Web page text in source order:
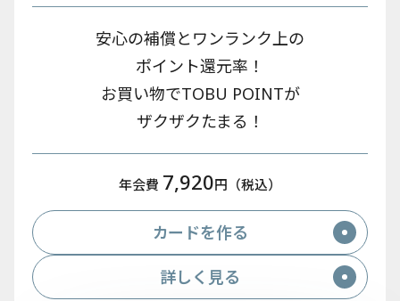
安心の補償とワンランク上の
ポイント還元率！
お買い物でTOBU POINTが
ザクザクたまる！
年会費 7,920円（税込）
カードを作る
詳しく見る